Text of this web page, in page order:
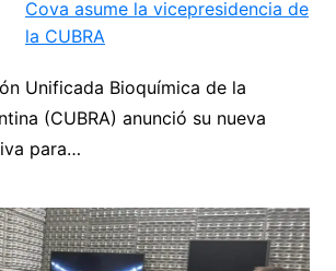
Cova asume la vicepresidencia de
la CUBRA
Unificada Bioquímica de la
(CUBRA) anunció su nueva
para…